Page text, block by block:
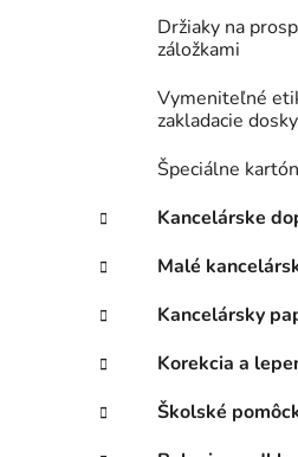
Držiaky na
záložkami
Vymeniteľné
zakladacie dosky
Špeciálne
Kancelárske
Malé
Kancelársky
Korekcia a
Školské